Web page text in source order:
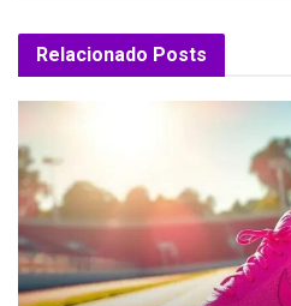
Relacionado Posts